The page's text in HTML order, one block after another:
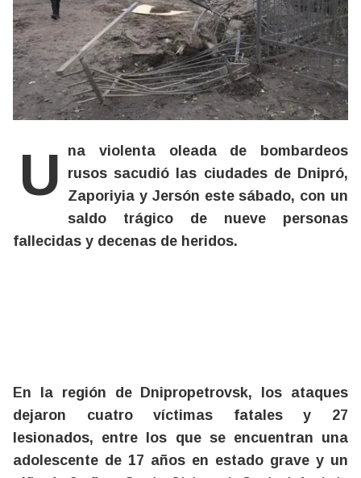
Una violenta oleada de bombardeos
rusos sacudió las ciudades de Dnipró,
Zaporiyia y Jersón este sábado, con un
saldo trágico de nueve personas
fallecidas y decenas de heridos.
En la región de Dnipropetrovsk, los ataques
dejaron cuatro víctimas fatales y 27
lesionados, entre los que se encuentran una
adolescente de 17 años en estado grave y un